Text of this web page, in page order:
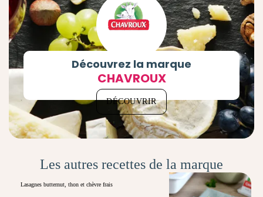
Découvrez la marque
CHAVROUX
DÉCOUVRIR
Les autres recettes de la marque
Lasagnes butternut, thon et chèvre frais